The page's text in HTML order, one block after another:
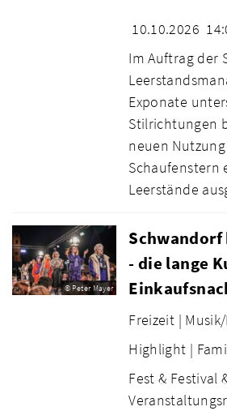
10.10.2026
Im Auftrag der
Exponate
Stilrichtungen
neuen
Schaufenstern
Leerstände
© Peter Mayer
Schwandorf
- die lange
Freizeit |
Highlight |
Fest & Festival